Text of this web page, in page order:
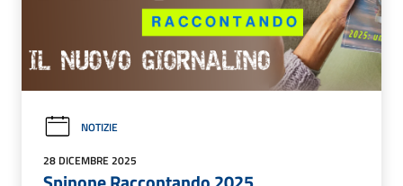
NOTIZIE
28 DICEMBRE 2025